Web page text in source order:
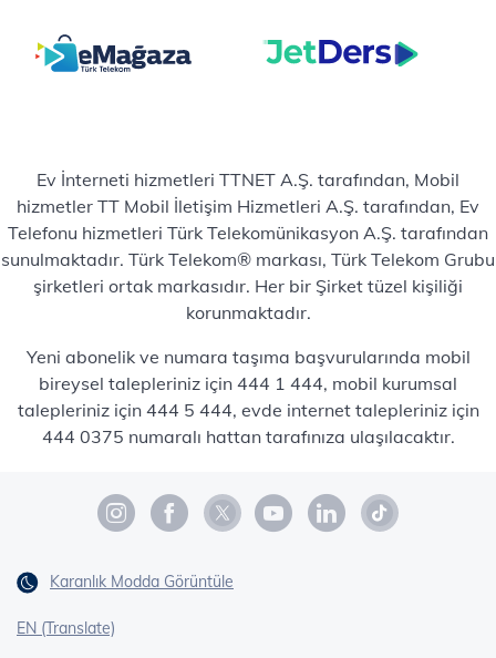
Ev İnterneti hizmetleri TTNET A.Ş. tarafından, Mobil
hizmetler TT Mobil İletişim Hizmetleri A.Ş. tarafından, Ev
Telefonu hizmetleri Türk Telekomünikasyon A.Ş. tarafından
sunulmaktadır. Türk Telekom® markası, Türk Telekom Grubu
şirketleri ortak markasıdır. Her bir Şirket tüzel kişiliği
korunmaktadır.
Yeni abonelik ve numara taşıma başvurularında mobil
bireysel talepleriniz için 444 1 444, mobil kurumsal
talepleriniz için 444 5 444, evde internet talepleriniz için
444 0375 numaralı hattan tarafınıza ulaşılacaktır.
Karanlık Modda Görüntüle
EN (Translate)